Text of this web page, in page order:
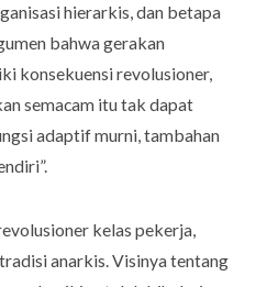
hierarkis, dan betapa
bahwa gerakan
konsekuensi revolusioner,
semacam itu tak dapat
adaptif murni, tambahan
kelas pekerja,
anarkis. Visinya tentang